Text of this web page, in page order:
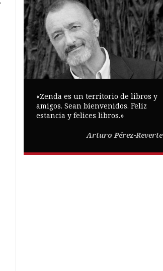
«Zenda es un territorio de libros y
amigos. Sean bienvenidos. Feliz
estancia y felices libros.»
Arturo Pérez-Reverte